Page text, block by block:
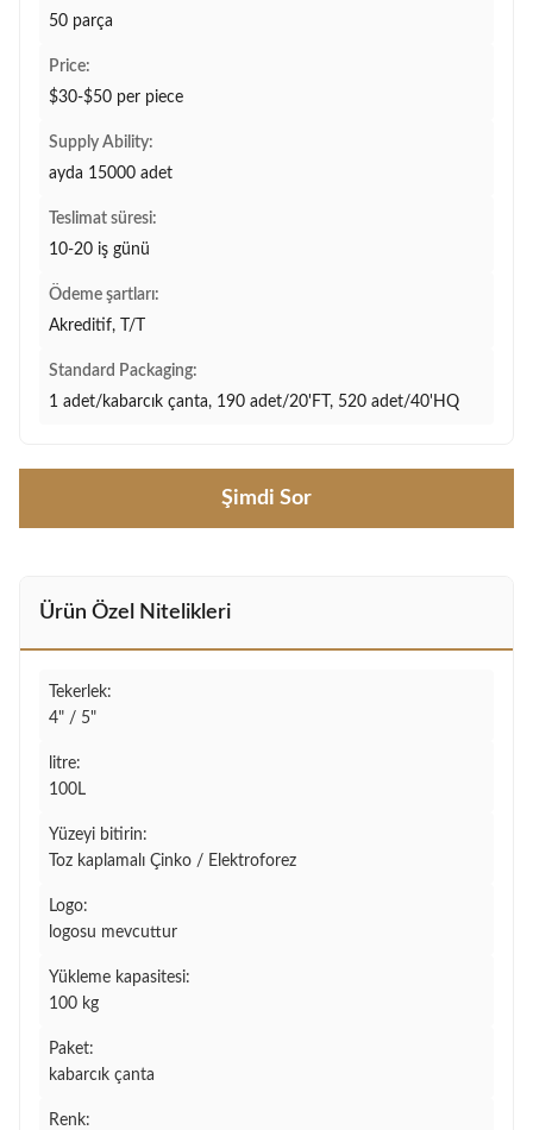
50 parça
Price:
$30-$50 per piece
Supply Ability:
ayda 15000 adet
Teslimat süresi:
10-20 iş günü
Ödeme şartları:
Akreditif, T/T
Standard Packaging:
1 adet/kabarcık çanta, 190 adet/20'FT, 520 adet/40'HQ
Şimdi Sor
Ürün Özel Nitelikleri
Tekerlek:
4" / 5"
litre:
100L
Yüzeyi bitirin:
Toz kaplamalı Çinko / Elektroforez
Logo:
logosu mevcuttur
Yükleme kapasitesi:
100 kg
Paket:
kabarcık çanta
Renk: